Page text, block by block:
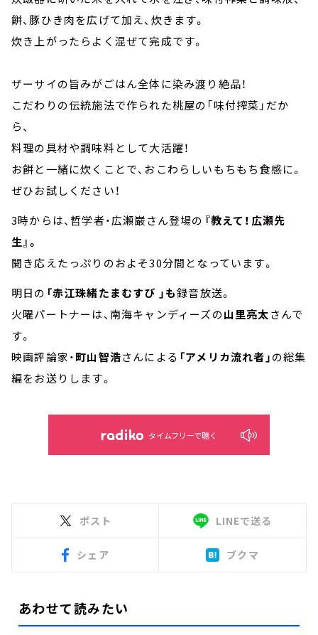
餅、豚ひき肉を広げて加え、炊きます。
炊き上がったらよく混ぜて完成です。
ザーサイの旨みがごはん全体に染み渡り絶品！
こだわりの伝統施法で作られた桃屋の「味付搾菜」だか
ら、
料理の具材や調味料として大活躍！
お餅と一緒に炊くことで、おこわらしいもちもち食感に。
ぜひお試しください！
3時からは、哲学者・広瀬巌さん登場の 『教えて！広瀬先
生』。
聞き応えたっぷりのおよそ30分間となっています。
明日の 「赤江珠緒たまむすび 」も録音放送。
火曜パートナーは、南海キャンディーズの山里亮太さんで
す。
映画評論家・町山智浩さんによる 「アメリカ流れ者」の総集
編をお送りします。
タイムフリーで聴く
ポスト LINEで送る
シェア ブクマ
あわせて読みたい